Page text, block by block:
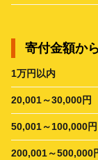
寄付金額か
1万円以内
20,001～30,000円
50,001～100,000円
200,001～500,000